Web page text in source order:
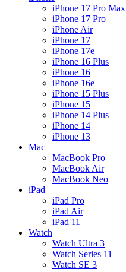
iPhone 17 Pro Max
iPhone 17 Pro
iPhone Air
iPhone 17
iPhone 17e
iPhone 16 Plus
iPhone 16
iPhone 16e
iPhone 15 Plus
iPhone 15
iPhone 14 Plus
iPhone 14
iPhone 13
Mac
MacBook Pro
MacBook Air
MacBook Neo
iPad
iPad Pro
iPad Air
iPad 11
Watch
Watch Ultra 3
Watch Series 11
Watch SE 3